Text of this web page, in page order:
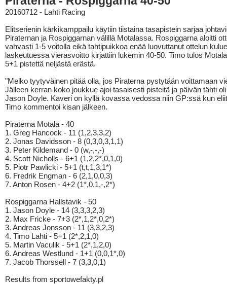
20160712 - Lahti Racing
Elitserienin kärkikamppailu käytiin tiistaina tasapistein sarjaa
Piraternan ja Rospiggarnan välillä Motalassa. Rospiggarna aloitti
vahvasti 1-5 voitolla eikä tahtipuikkoa enää luovuttanut ottelun
laskeutuessa vierasvoitto kirjattiin lukemin 40-50. Timo tulos
5+1 pistettä neljästä erästä.
"Melko tyytyväinen pitää olla, jos Piraterna pystytään voittamaan
Jälleen kerran koko joukkue ajoi tasaisesti pisteitä ja päivän tähti
Jason Doyle. Kaveri on kyllä kovassa vedossa niin GP:ssä kun
Timo kommentoi kisan jälkeen.
Piraterna Motala - 40
1. Greg Hancock - 11 (1,2,3,3,2)
2. Jonas Davidsson - 8 (0,3,0,3,1,1)
3. Peter Kildemand - 0 (w,-,-,-)
4. Scott Nicholls - 6+1 (1,2,2*,0,1,0)
5. Piotr Pawlicki - 5+1 (t,t,1,3,1*)
6. Fredrik Engman - 6 (2,1,0,0,3)
7. Anton Rosen - 4+2 (1*,0,1,-,2*)
Rospiggarna Hallstavik - 50
1. Jason Doyle - 14 (3,3,3,2,3)
2. Max Fricke - 7+3 (2*,1,2*,0,2*)
3. Andreas Jonsson - 11 (3,3,2,3)
4. Timo Lahti - 5+1 (2*,2,1,0)
5. Martin Vaculik - 5+1 (2*,1,2,0)
6. Andreas Westlund - 1+1 (0,0,1*,0)
7. Jacob Thorssell - 7 (3,3,0,1)
Results from sportowefakty.pl